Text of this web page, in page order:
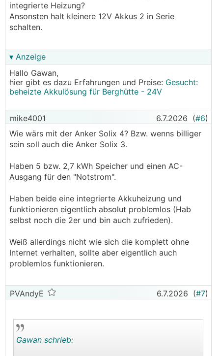
integrierte Heizung?
Ansonsten halt kleinere 12V Akkus 2 in Serie
schalten.
▾ Anzeige
Hallo Gawan,
hier gibt es dazu Erfahrungen und Preise: Gesucht:
beheizte Akkulösung für Berghütte - 24V
mike4001 6.7.2026 (#6)
Wie wärs mit der Anker Solix 4? Bzw. wenns billiger
sein soll auch die Anker Solix 3.
Haben 5 bzw. 2,7 kWh Speicher und einen AC-
Ausgang für den "Notstrom".
Haben beide eine integrierte Akkuheizung und
funktionieren eigentlich absolut problemlos (Hab
selbst noch die 2er und bin auch zufrieden).
Weiß allerdings nicht wie sich die komplett ohne
Internet verhalten, sollte aber eigentlich auch
problemlos funktionieren.
PVAndyE 6.7.2026 (#7)
Gawan schrieb: